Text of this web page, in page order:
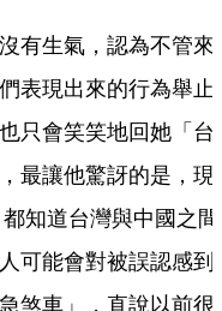
有生氣，認為不管來
表現出來的行為舉止
只會笑笑地回她「台
最讓他驚訝的是，現
知道台灣與中國之間
可能會對被誤認感到
煞車」，直說以前很